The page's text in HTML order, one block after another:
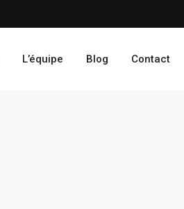
L’équipe Blog Contact